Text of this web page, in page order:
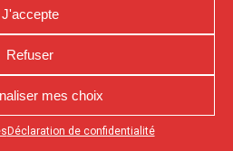
J'accepte
Refuser
mes choix
Déclaration de confidentialité
en bas de votre